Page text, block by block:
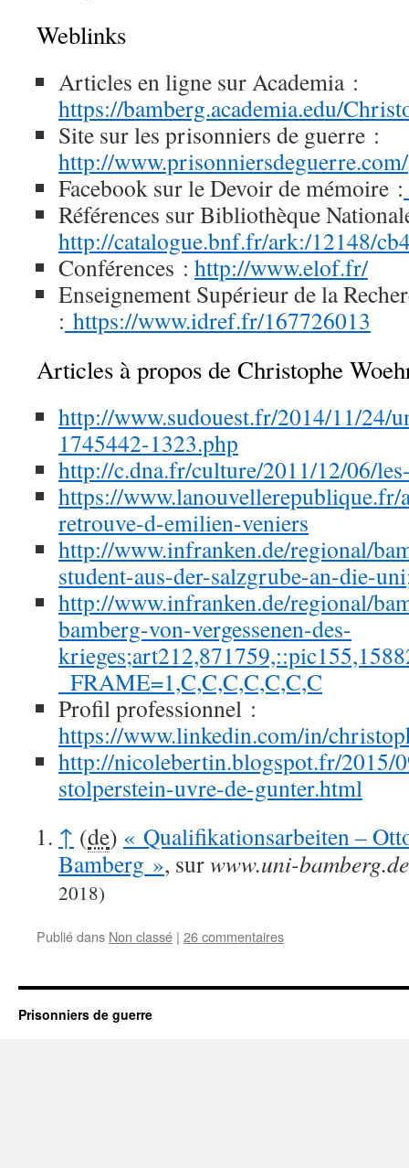
Weblinks
Articles en ligne sur Academia :
https://bamberg.academia.edu/
Site sur les prisonniers de guerre :
http://www.prisonniersdeguerre.com/
Facebook sur le Devoir de mémoire :
Références sur Bibliothèque
http://catalogue.bnf.fr/ark:/12148/
Conférences : http://www.elof.fr/
Enseignement Supérieur de la
: https://www.idref.fr/167726013
Articles à propos de Christophe
http://www.sudouest.fr/2014/11/24/
1745442-1323.php
http://c.dna.fr/culture/2011/12/06/
https://www.lanouvellerepublique.fr/
retrouve-d-emilien-veniers
http://www.infranken.de/regional/
student-aus-der-salzgrube-an-die-
http://www.infranken.de/regional/
bamberg-von-vergessenen-des-
_FRAME=1,C,C,C,C,C,C,C
Profil professionnel :
https://www.linkedin.com/in/
http://nicolebertin.blogspot.fr/2015/
stolperstein-uvre-de-gunter.html
↑ (de) « Qualifikationsarbeiten –
Bamberg », surwww.uni-bamberg.de
2018)
Publié dans Non classé | 26 commentaires
Prisonniers de guerre